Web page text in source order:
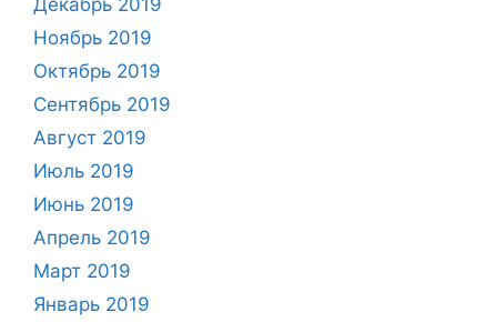
Ноябрь 2019
Октябрь 2019
Сентябрь 2019
Август 2019
Июль 2019
Июнь 2019
Апрель 2019
Март 2019
Январь 2019